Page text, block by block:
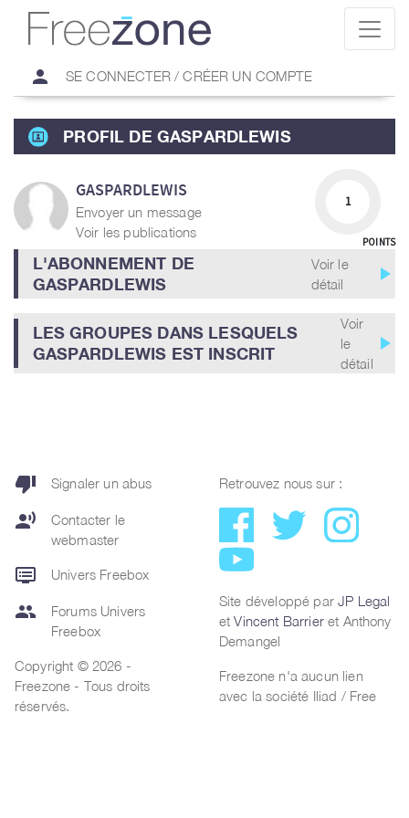
person SE CONNECTER / CRÉER UN COMPTE
PROFIL DE GASPARDLEWIS
GASPARDLEWIS
Envoyer un message
Voir les publications
1
POINTS
L'ABONNEMENT DE
GASPARDLEWIS
Voir le
détail
play_arrow
LES GROUPES DANS LESQUELS
GASPARDLEWIS EST INSCRIT
Voir
le
détail
play_arrow
thumb_down Signaler un abus
record_voice_over
Contacter le
webmaster
dvr Univers Freebox
group
Forums Univers
Freebox
Copyright © 2026 -
Freezone - Tous droits
réservés.
Retrouvez nous sur :
Site développé parJP Legal
etVincent Barrieret Anthony
Demangel
Freezone n'a aucun lien
avec la société Iliad / Free